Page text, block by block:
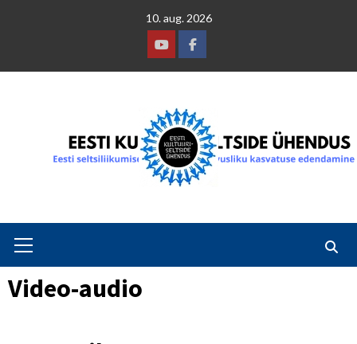
10. aug. 2026
YoutubeFacebook
Menu
Video-audio